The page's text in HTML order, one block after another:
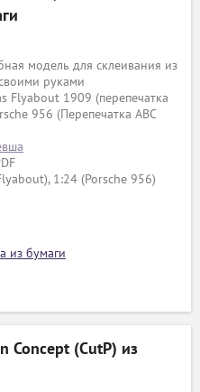
модель для склеивания из
руками
Flyabout 1909 (перепечатка
956 (Перепечатка ABC
1:24 (Porsche 956)
из бумаги
Concept (CutP) из